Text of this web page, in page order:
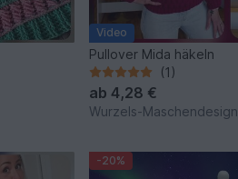
Video
Pullover Mida häkeln
(1)
ab4,28 €
Wurzels-Maschendesign
-20%